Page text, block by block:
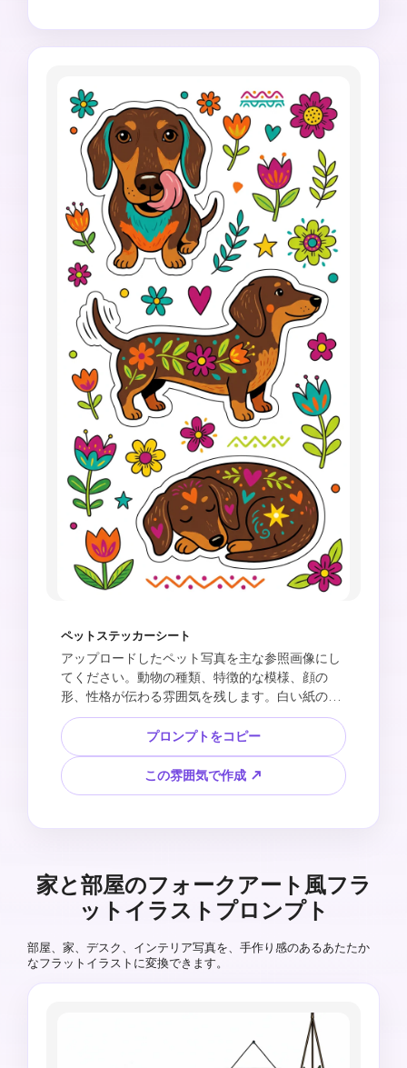
図。リアルすぎるひげ、余分な足、歪んだ目、乱
雑な家具、生成された文字、透かしは避けてくだ
ペットステッカーシート
アップロードしたペット写真を主な参照画像にし
てください。動物の種類、特徴的な模様、顔の
形、性格が伝わる雰囲気を残します。白い紙の背
景に、ペットを3つの遊び心あるポーズで配置し
た、かわいいフォークアート風ドゥードルステッ
カーシートを作成してください。シンプルなフラ
ットカラー、手描きの花、ハート、葉、星、小さ
な装飾模様を加えます。元写真とは違う明るく楽
アウト。リアルな質感、余分な体のパーツ、歪ん
プロンプトをコピー
この雰囲気で作成 ↗
家と部屋のフォークアート風フラ
ットイラストプロンプト
部屋、家、デスク、インテリア写真を、手作り感のあるあたたか
なフラットイラストに変換できます。